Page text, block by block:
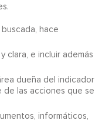
hace
clara, e incluir además
dueña del indicador
las acciones que se
informáticos,